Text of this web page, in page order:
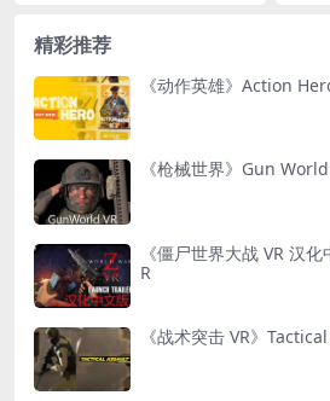
精彩推荐
《动作英雄》Action
《枪械世界》Gun
《僵尸世界大战 VR 汉
R
《战术突击 VR》